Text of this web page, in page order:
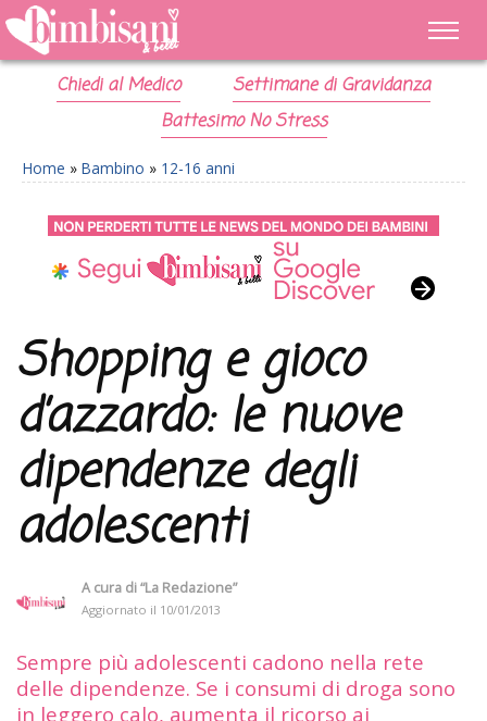
Chiedi al Medico
Settimane di Gravidanza
Battesimo No Stress
Home » Bambino » 12-16 anni
Shopping e gioco
d’azzardo: le nuove
dipendenze degli
adolescenti
A cura di“La Redazione”
Aggiornato il 10/01/2013
Sempre più adolescenti cadono nella rete
delle dipendenze. Se i consumi di droga sono
in leggero calo, aumenta il ricorso ai